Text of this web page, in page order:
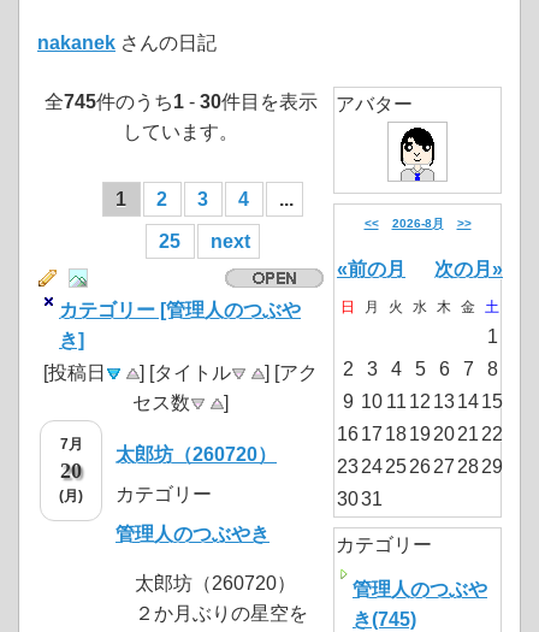
nakanek さんの日記
全745件のうち1- 30件目を表示
しています。
1 2 3 4 ...
25 next
カテゴリー [管理人のつぶや
き]
[投稿日
] [タイトル
] [アク
セス数
]
7月
20
(月)
太郎坊（260720）
カテゴリー
管理人のつぶやき
太郎坊（260720）
２か月ぶりの星空を
アバター
<< 2026-8月 >>
«前の月 次の月»
日 月 火 水 木 金 土
1
2
3 4 5 6 7
8
9 10 11 12 131415
1617 18192021 22
2324252627 2829
3031
カテゴリー
管理人のつぶや
き(745)